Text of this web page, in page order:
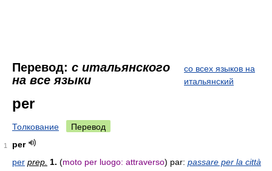
Перевод: с итальянского
на все языки
со всех языков на
итальянский
per
Толкование Перевод
1
per
per prep. 1. (moto per luogo: attraverso) par: passare per la città